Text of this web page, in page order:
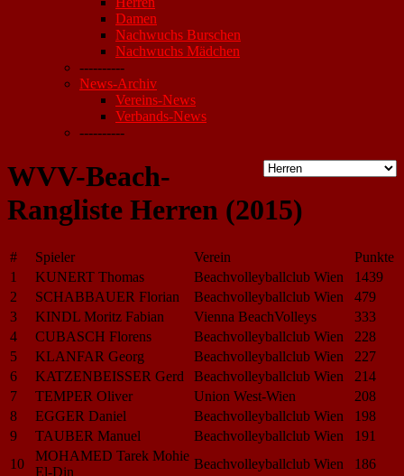
Damen
Nachwuchs Burschen
Nachwuchs Mädchen
----------
News-Archiv
Vereins-News
Verbands-News
----------
WVV-Beach-
Rangliste Herren (2015)
# Spieler Verein
Punkte
1
KUNERT Thomas Beachvolleyballclub Wien
1439
2
SCHABBAUER Florian Beachvolleyballclub Wien
479
3
KINDL Moritz Fabian Vienna BeachVolleys
333
4
CUBASCH Florens Beachvolleyballclub Wien
228
5
KLANFAR Georg Beachvolleyballclub Wien
227
6
KATZENBEISSER Gerd Beachvolleyballclub Wien
214
7
TEMPER Oliver Union West-Wien
208
8
EGGER Daniel Beachvolleyballclub Wien
198
9
TAUBER Manuel Beachvolleyballclub Wien
191
10
MOHAMED Tarek Mohie
El-Din
Beachvolleyballclub Wien
186